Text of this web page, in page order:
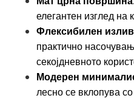
елегантен изглед на
Флексибилен излив
практично
секојдневното
Модерен
лесно се вклопува